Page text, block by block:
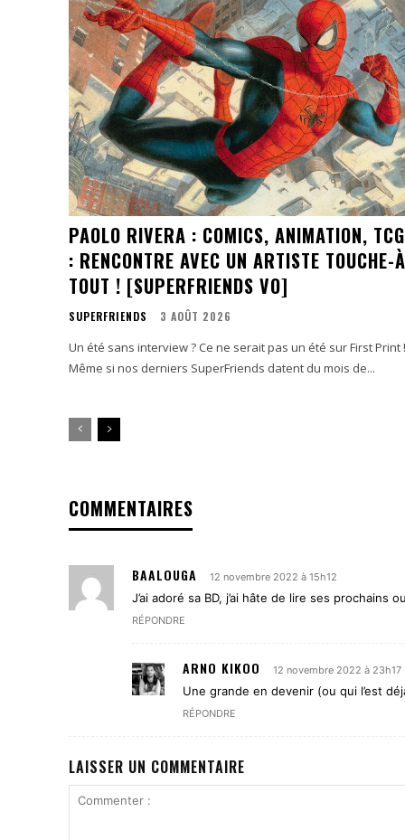
PAOLO RIVERA : COMICS, ANIMATION, TCG
: RENCONTRE AVEC UN ARTISTE TOUCHE-
TOUT ! [SUPERFRIENDS VO]
SUPERFRIENDS 3 AOÛT 2026
Un été sans interview ? Ce ne serait pas un été sur First Print !
Même si nos derniers SuperFriends datent du mois de...
COMMENTAIRES
BAALOUGA 12 novembre 2022 à 15h12
J’ai adoré sa BD, j’ai hâte de lire ses prochains
RÉPONDRE
ARNO KIKOO 12 novembre 2022 à 23h17
Une grande en devenir (ou qui l’est
RÉPONDRE
LAISSER UN COMMENTAIRE